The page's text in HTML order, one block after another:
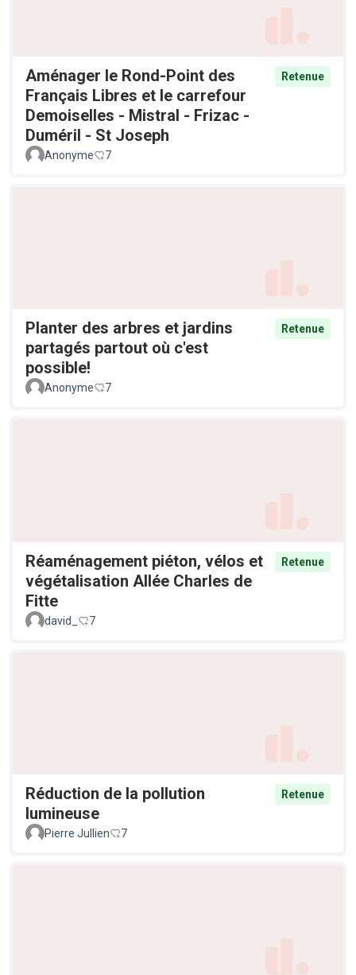
Aménager le Rond-Point des
Français Libres et le carrefour
Demoiselles - Mistral - Frizac -
Duméril - St Joseph
Retenue
Anonyme 7
Planter des arbres et jardins
partagés partout où c'est
possible!
Retenue
Anonyme 7
Réaménagement piéton, vélos et
végétalisation Allée Charles de
Fitte
Retenue
david_ 7
Réduction de la pollution
lumineuse
Retenue
Pierre Jullien 7